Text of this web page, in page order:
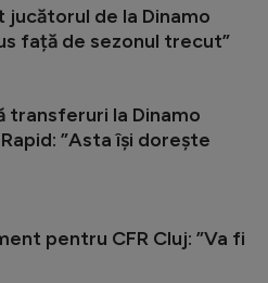
jucătorul de la Dinamo
față de sezonul trecut”
transferuri la Dinamo
”Asta își dorește
pentru CFR Cluj: ”Va fi